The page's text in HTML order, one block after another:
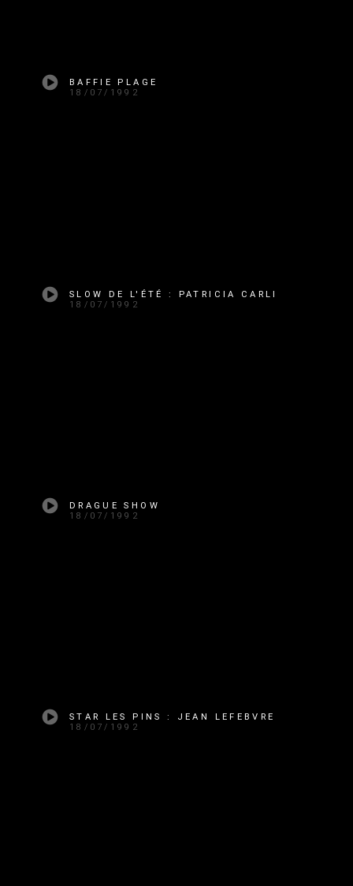
BAFFIE PLAGE
18/07/1992
SLOW DE L'ÉTÉ : PATRICIA CARLI
18/07/1992
DRAGUE SHOW
18/07/1992
STAR LES PINS : JEAN LEFEBVRE
18/07/1992